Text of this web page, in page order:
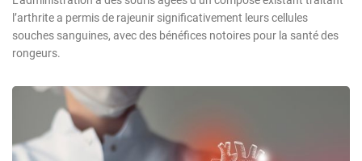
l’arthrite a permis de rajeunir significativement leurs cellules
souches sanguines, avec des bénéfices notoires pour la santé des
rongeurs.